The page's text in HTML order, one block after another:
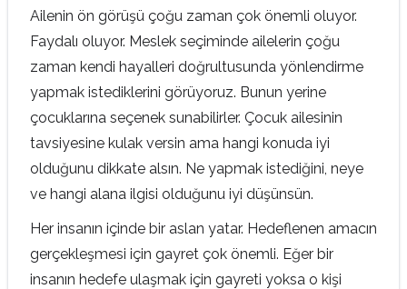
Ailenin ön görüşü çoğu zaman çok önemli oluyor.
Faydalı oluyor. Meslek seçiminde ailelerin çoğu
zaman kendi hayalleri doğrultusunda yönlendirme
yapmak istediklerini görüyoruz. Bunun yerine
çocuklarına seçenek sunabilirler. Çocuk ailesinin
tavsiyesine kulak versin ama hangi konuda iyi
olduğunu dikkate alsın. Ne yapmak istediğini, neye
ve hangi alana ilgisi olduğunu iyi düşünsün.
Her insanın içinde bir aslan yatar. Hedeflenen amacın
gerçekleşmesi için gayret çok önemli. Eğer bir
insanın hedefe ulaşmak için gayreti yoksa o kişi